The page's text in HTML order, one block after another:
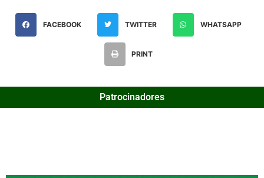
FACEBOOK TWITTER WHATSAPP
PRINT
Patrocinadores